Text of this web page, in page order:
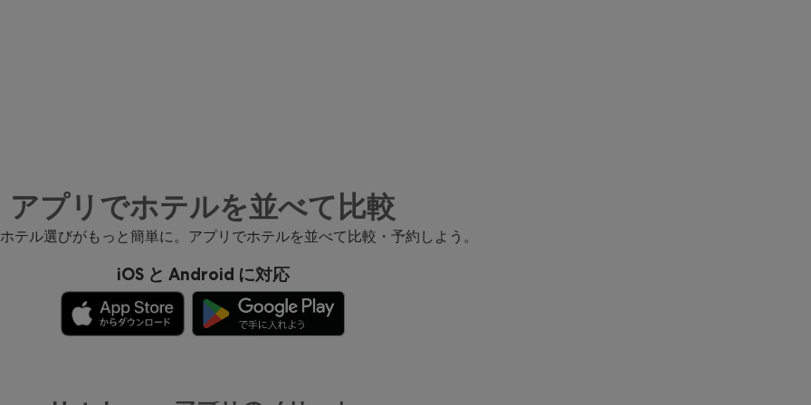
アプリでホテルを並べて比較
テル選びがもっと簡単に。アプリでホテルを並べて比較・予約しよう。
iOS と Android に対応